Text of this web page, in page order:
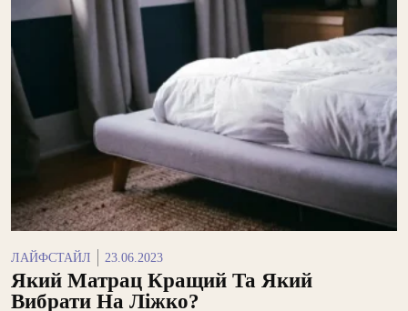
ЛАЙФСТАЙЛ 23.06.2023
Який Матрац Кращий Та Який
Вибрати На Ліжко?